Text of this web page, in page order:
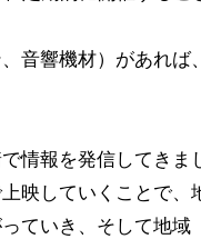
音響機材）があれば
情報を発信してきま
映していくことで、
ていき、そして地域